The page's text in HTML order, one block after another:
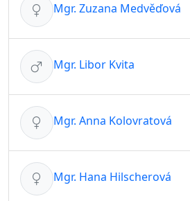
Mgr. Zuzana Medvěďová
Mgr. Libor Kvita
Mgr. Anna Kolovratová
Mgr. Hana Hilscherová